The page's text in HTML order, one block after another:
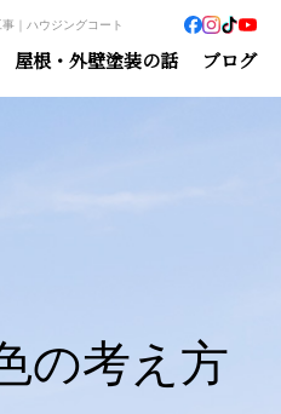
｜ハウジングコート
屋根・外壁塗装の話 ブログ
の考え方